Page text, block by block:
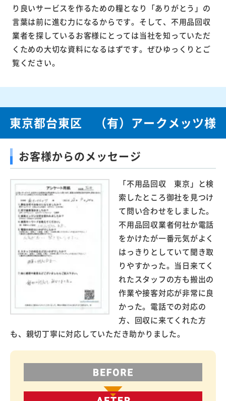
り良いサービスを作るための糧となり「ありがとう」の
言葉は前に進む力になるからです。そして、不用品回収
業者を探しているお客様にとっては当社を知っていただ
くための大切な資料になるはずです。ぜひゆっくりとご
覧ください。
東京都台東区 （有）アークメッツ様
お客様からのメッセージ
「不用品回収 東京」と検
索したところ御社を見つけ
て問い合わせをしました。
不用品回収業者何社か電話
をかけたが一番元気がよく
はっきりとしていて聞き取
りやすかった。当日来てく
れたスタッフの方も搬出の
作業や接客対応が非常に良
かった。電話での対応の
方、回収に来てくれた方
も、親切丁寧に対応していただき助かりました。